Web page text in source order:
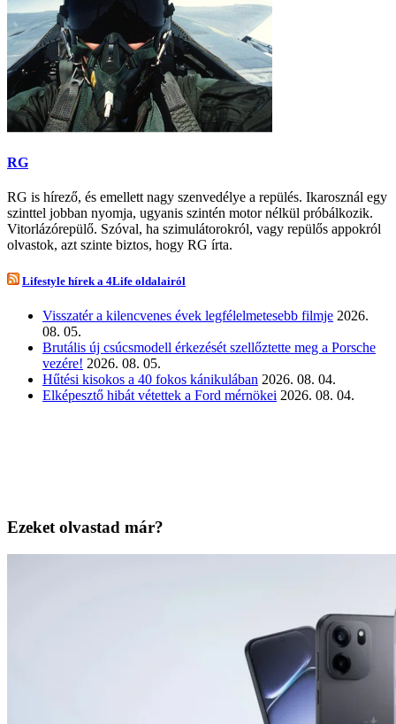
RG
RG is hírező, és emellett nagy szenvedélye a repülés. Ikarosznál egy
szinttel jobban nyomja, ugyanis szintén motor nélkül próbálkozik.
Vitorlázórepülő. Szóval, ha szimulátorokról, vagy repülős appokról
olvastok, azt szinte biztos, hogy RG írta.
Lifestyle hírek a 4Life oldalairól
Visszatér a kilencvenes évek legfélelmetesebb filmje 2026.
08. 05.
Brutális új csúcsmodell érkezését szellőztette meg a Porsche
vezére! 2026. 08. 05.
Hűtési kisokos a 40 fokos kánikulában 2026. 08. 04.
Elképesztő hibát vétettek a Ford mérnökei 2026. 08. 04.
Ezeket olvastad már?